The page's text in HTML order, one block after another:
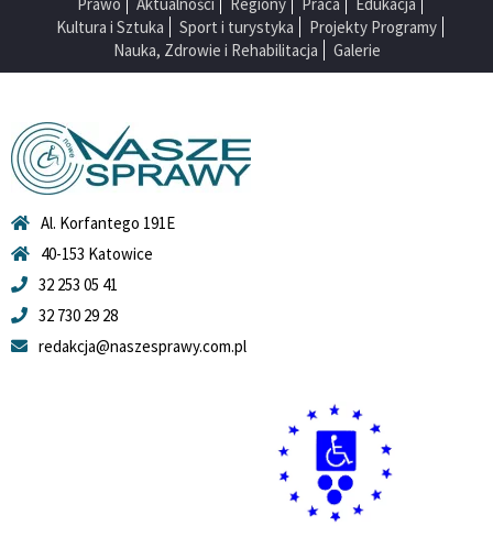
Prawo Aktualności Regiony Praca
Edukacja
Kultura i Sztuka
Sport i turystyka
Projekty Programy
Nauka, Zdrowie i Rehabilitacja
Galerie
Al. Korfantego 191E
40-153 Katowice
32 253 05 41
32 730 29 28
redakcja@naszesprawy.com.pl